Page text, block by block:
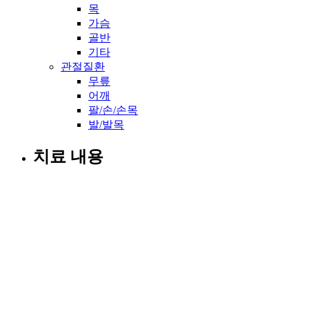
목
가슴
골반
기타
관절질환
무릎
어깨
팔/손/손목
발/발목
치료 내용